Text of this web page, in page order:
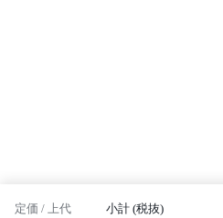
定価 / 上代 小計 (税抜)